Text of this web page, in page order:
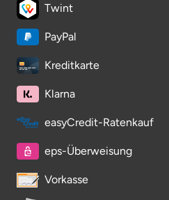
Twint
PayPal
Kreditkarte
Klarna
easyCredit-Ratenkauf
eps-Überweisung
Vorkasse